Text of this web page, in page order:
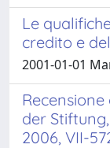
Le
credito e
2001-01-01
der
2006, VII-